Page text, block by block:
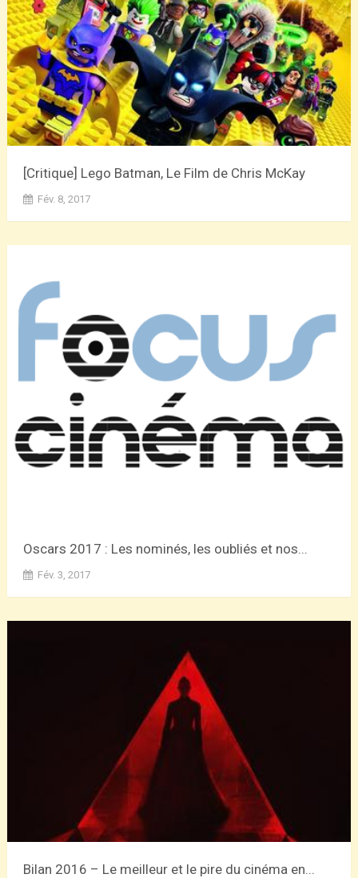
[Critique] Lego Batman, Le Film de Chris McKay
Fév. 8, 2017
Oscars 2017 : Les nominés, les oubliés et nos...
Fév. 3, 2017
Bilan 2016 – Le meilleur et le pire du cinéma en...